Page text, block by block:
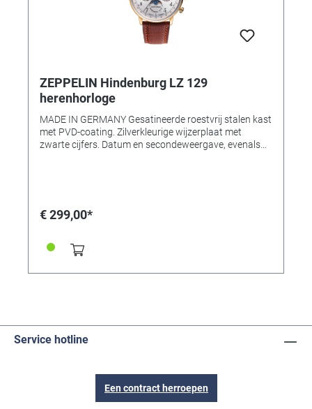
ZEPPELIN Hindenburg LZ 129
herenhorloge
MADE IN GERMANY Gesatineerde roestvrij stalen kast
met PVD-coating. Zilverkleurige wijzerplaat met
zwarte cijfers. Datum en secondeweergave, evenals
€ 299,00*
Service hotline
Een contract herroepen